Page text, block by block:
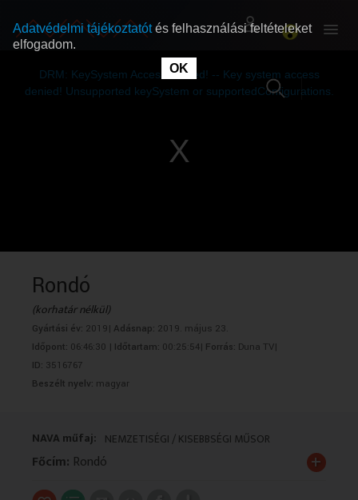
RÓLUNK
RÓLUNK
DRM: KeySystem Access Denied! -- Key system access
denied! Unsupported keySystem or supportedConfigurations.
Rondó
(korhatár nélkül)
Gyártási év: 2019| Adásnap: 2019. május 23.
Időpont: 06:46:30 | Időtartam: 00:25:54| Forrás: Duna TV|
ID: 3516767
Beszélt nyelv: magyar
NAVA műfaj: NEMZETISÉGI / KISEBBSÉGI MŰSOR
Főcím: Rondó +
Adatvédelmi tájékoztatótés felhasználási feltételeket
elfogadom.
OK